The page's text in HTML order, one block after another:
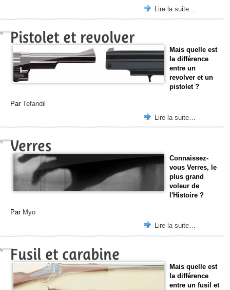
Lire la suite…
Pistolet et revolver
Mais quelle est
la différence
entre un
revolver et un
pistolet ?
Par Tefandil
Lire la suite…
Verres
Connaissez-
vous Verres, le
plus grand
voleur de
l'Histoire ?
Par Myo
Lire la suite…
Fusil et carabine
Mais quelle est
la différence
entre un fusil et